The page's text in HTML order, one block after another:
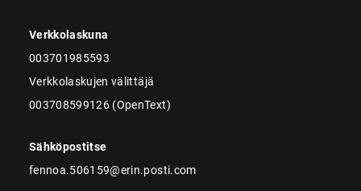
Verkkolaskuna
003701985593
Verkkolaskujen välittäjä
003708599126 (OpenText)
Sähköpostitse
fennoa.506159@erin.posti.com